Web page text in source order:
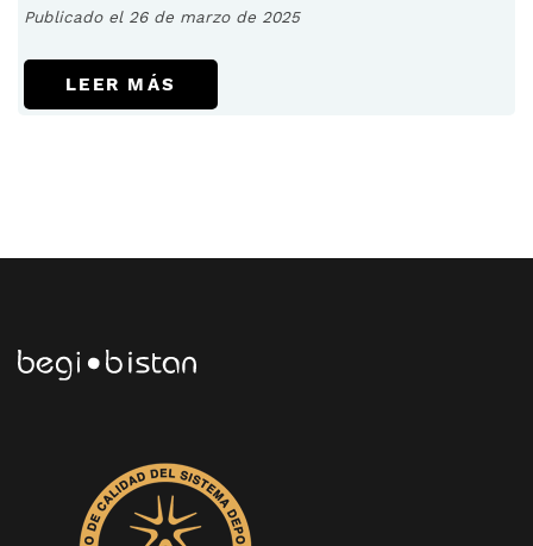
Publicado el 26 de marzo de 2025
LEER MÁS